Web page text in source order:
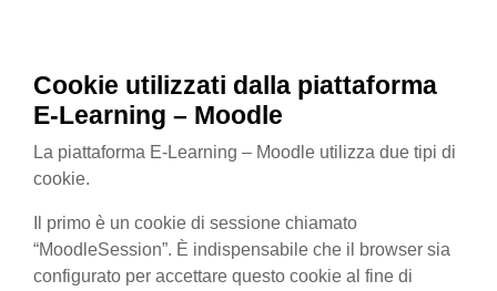
Cookie utilizzati dalla piattaforma
E-Learning – Moodle
La piattaforma E-Learning – Moodle utilizza due tipi di
cookie.
Il primo è un cookie di sessione chiamato
“MoodleSession”. È indispensabile che il browser sia
configurato per accettare questo cookie al fine di